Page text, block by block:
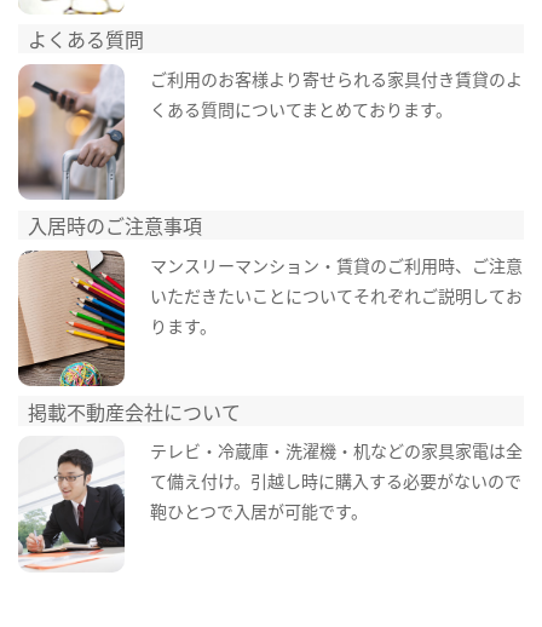
よくある質問
ご利用のお客様より寄せられる家具付き賃貸のよ
くある質問についてまとめております。
入居時のご注意事項
マンスリーマンション・賃貸のご利用時、ご注意
いただきたいことについてそれぞれご説明してお
ります。
掲載不動産会社について
テレビ・冷蔵庫・洗濯機・机などの家具家電は全
て備え付け。引越し時に購入する必要がないので
鞄ひとつで入居が可能です。